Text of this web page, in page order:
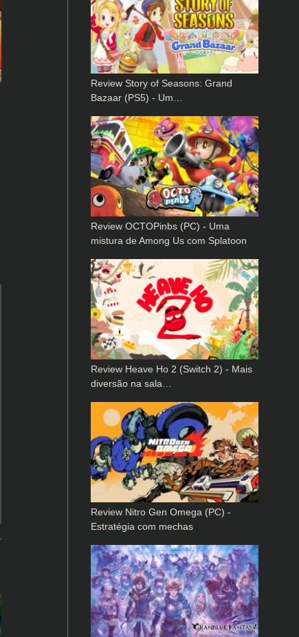
Review Story of Seasons: Grand
Bazaar (PS5) - Um…
Review OCTOPinbs (PC) - Uma
mistura de Among Us com Splatoon
Review Heave Ho 2 (Switch 2) - Mais
diversão na sala…
Review Nitro Gen Omega (PC) -
Estratégia com mechas